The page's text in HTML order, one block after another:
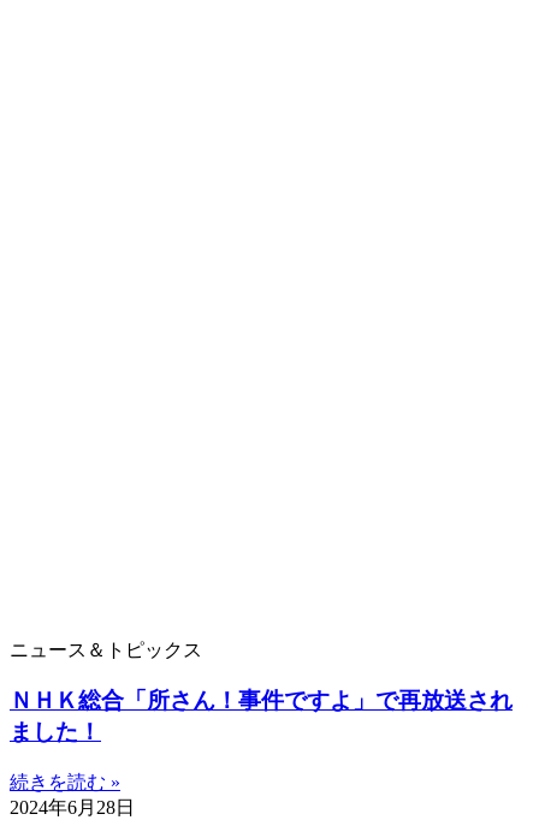
ニュース＆トピックス
ＮＨＫ総合「所さん！事件ですよ」で再放送され
ました！
続きを読む »
2024年6月28日